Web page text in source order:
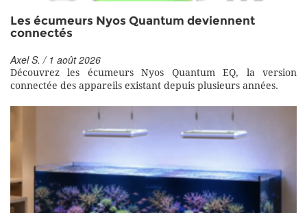
Les écumeurs Nyos Quantum deviennent
connectés
Axel S. / 1 août 2026
Découvrez les écumeurs Nyos Quantum EQ, la version
connectée des appareils existant depuis plusieurs années.